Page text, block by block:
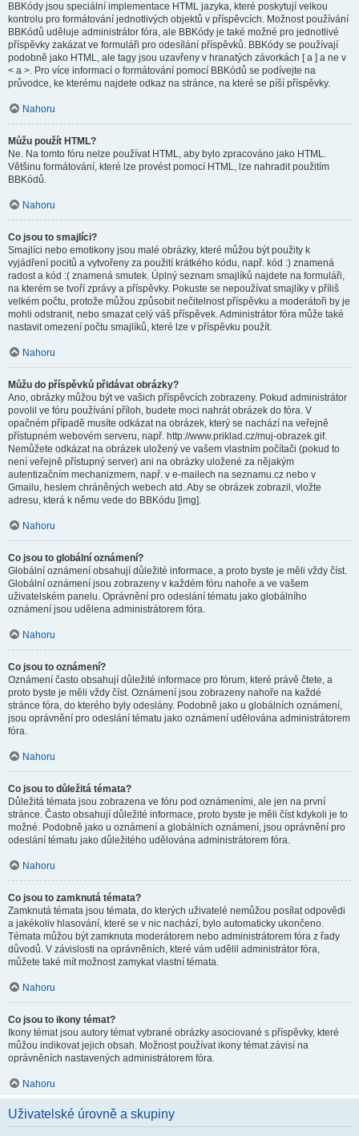
BBKódy jsou speciální implementace HTML jazyka, které poskytují velkou
kontrolu pro formátování jednotlivých objektů v příspěvcích. Možnost používání
BBKódů uděluje administrátor fóra, ale BBKódy je také možné pro jednotlivé
příspěvky zakázat ve formuláři pro odesílání příspěvků. BBKódy se používají
podobně jako HTML, ale tagy jsou uzavřeny v hranatých závorkách [ a ] a ne v
< a >. Pro více informací o formátování pomocí BBKódů se podívejte na
průvodce, ke kterému najdete odkaz na stránce, na které se píší příspěvky.
Nahoru
Můžu použít HTML?
Ne. Na tomto fóru nelze používat HTML, aby bylo zpracováno jako HTML.
Většinu formátování, které lze provést pomocí HTML, lze nahradit použitím
BBKódů.
Nahoru
Co jsou to smajlíci?
Smajlíci nebo emotikony jsou malé obrázky, které můžou být použity k
vyjádření pocitů a vytvořeny za použití krátkého kódu, např. kód :) znamená
radost a kód :( znamená smutek. Úplný seznam smajlíků najdete na formuláři,
na kterém se tvoří zprávy a příspěvky. Pokuste se nepoužívat smajlíky v příliš
velkém počtu, protože můžou způsobit nečitelnost příspěvku a moderátoři by je
mohli odstranit, nebo smazat celý váš příspěvek. Administrátor fóra může také
nastavit omezení počtu smajlíků, které lze v příspěvku použít.
Nahoru
Můžu do příspěvků přidávat obrázky?
Ano, obrázky můžou být ve vašich příspěvcích zobrazeny. Pokud administrátor
povolil ve fóru používání příloh, budete moci nahrát obrázek do fóra. V
opačném případě musíte odkázat na obrázek, který se nachází na veřejně
přístupném webovém serveru, např. http://www.priklad.cz/muj-obrazek.gif.
Nemůžete odkázat na obrázek uložený ve vašem vlastním počítači (pokud to
není veřejně přístupný server) ani na obrázky uložené za nějakým
autentizačním mechanizmem, např. v e-mailech na seznamu.cz nebo v
Gmailu, heslem chráněných webech atd. Aby se obrázek zobrazil, vložte
adresu, která k němu vede do BBKódu [img].
Nahoru
Co jsou to globální oznámení?
Globální oznámení obsahují důležité informace, a proto byste je měli vždy číst.
Globální oznámení jsou zobrazeny v každém fóru nahoře a ve vašem
uživatelském panelu. Oprávnění pro odeslání tématu jako globálního
oznámení jsou udělena administrátorem fóra.
Nahoru
Co jsou to oznámení?
Oznámení často obsahují důležité informace pro fórum, které právě čtete, a
proto byste je měli vždy číst. Oznámení jsou zobrazeny nahoře na každé
stránce fóra, do kterého byly odeslány. Podobně jako u globálních oznámení,
jsou oprávnění pro odeslání tématu jako oznámení udělována administrátorem
fóra.
Nahoru
Co jsou to důležitá témata?
Důležitá témata jsou zobrazena ve fóru pod oznámeními, ale jen na první
stránce. Často obsahují důležité informace, proto byste je měli číst kdykoli je to
možné. Podobně jako u oznámení a globálních oznámení, jsou oprávnění pro
odeslání tématu jako důležitého udělována administrátorem fóra.
Nahoru
Co jsou to zamknutá témata?
Zamknutá témata jsou témata, do kterých uživatelé nemůžou posílat odpovědi
a jakékoliv hlasování, které se v nic nachází, bylo automaticky ukončeno.
Témata můžou být zamknuta moderátorem nebo administrátorem fóra z řady
důvodů. V závislosti na oprávněních, které vám udělil administrátor fóra,
můžete také mít možnost zamykat vlastní témata.
Nahoru
Co jsou to ikony témat?
Ikony témat jsou autory témat vybrané obrázky asociované s příspěvky, které
můžou indikovat jejich obsah. Možnost používat ikony témat závisí na
oprávněních nastavených administrátorem fóra.
Nahoru
Uživatelské úrovně a skupiny